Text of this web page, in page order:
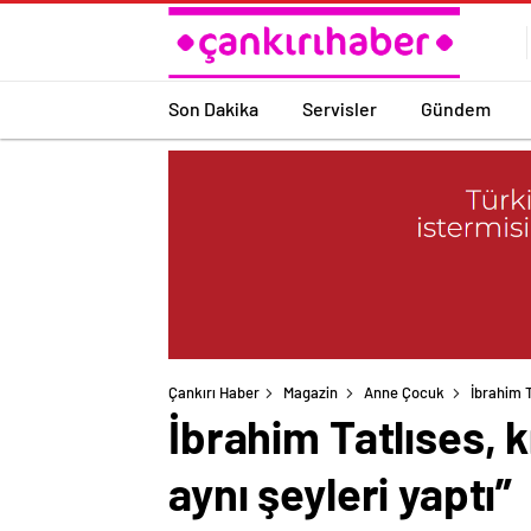
Son Dakika Servisler Gündem
Çankırı Haber Magazin Anne Çocuk İbrahim
İbrahim Tatlıses,
aynı şeyleri yaptı”